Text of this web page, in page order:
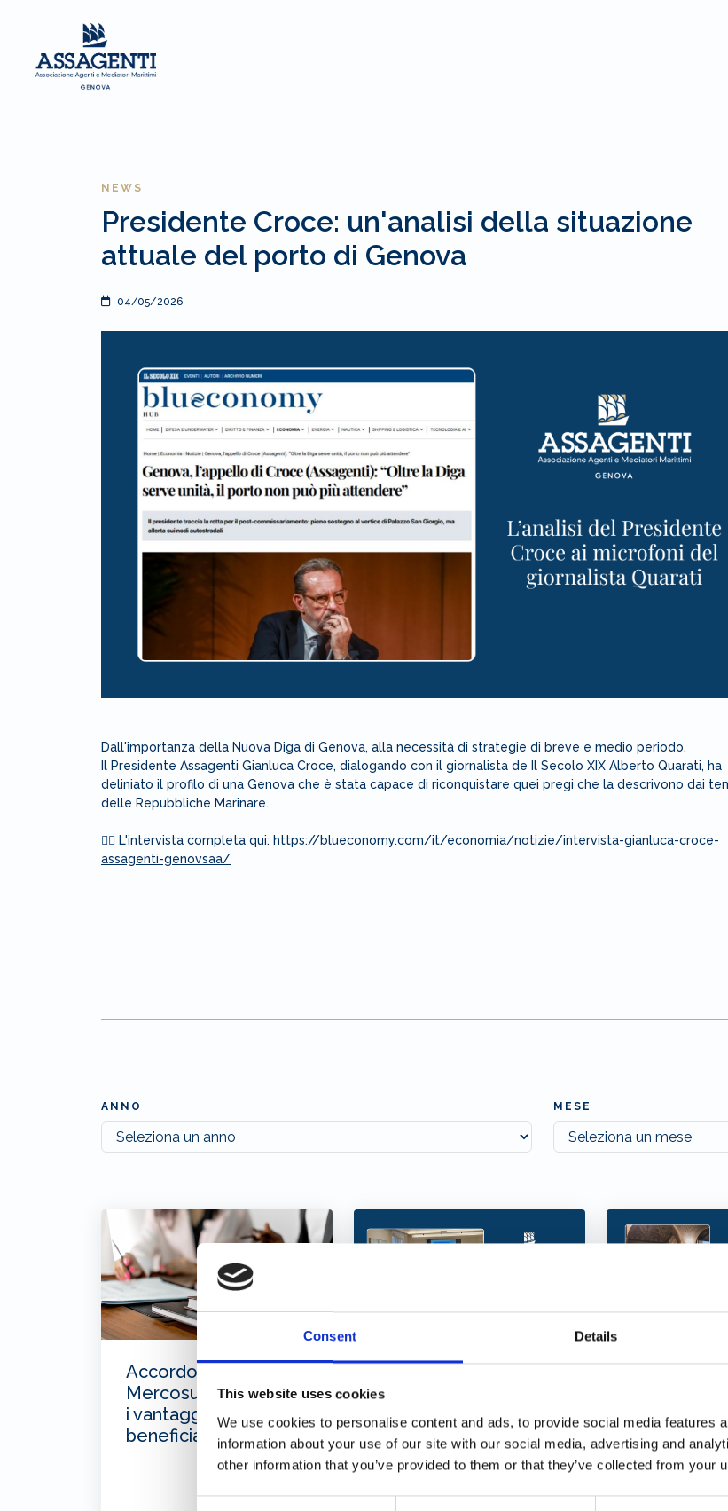
Consent Details
This website uses cookies
We use cookies to personalise content and ads, to provide social media features
information about your use of our site with our social media, advertising and
other information that you’ve provided to them or that they’ve collected from your
NEWS
Presidente Croce: un'analisi della situazione
attuale del porto di Genova
04/05/2026
Dall'importanza della Nuova Diga di Genova, alla necessità di strategie di breve e medio periodo.
Il Presidente Assagenti Gianluca Croce, dialogando con il giornalista de Il Secolo XIX Alberto Quarati, ha
deliniato il profilo di una Genova che è stata capace di riconquistare quei pregi che la descrivono dai
delle Repubbliche Marinare.
⛓️‍💥 L'intervista completa qui: https://blueconomy.com/it/economia/notizie/intervista-gianluca-croce-
assagenti-genovsaa/
ANNO MESE
Accordo UE–
Mercosur: quali sono
i vantaggi e come
beneficiarne
Assagenti: inaugurata
la stagione corsi 2026
Genova